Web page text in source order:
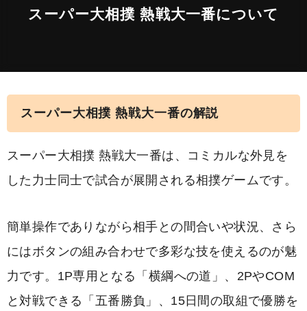
スーパー大相撲 熱戦大一番について
スーパー大相撲 熱戦大一番の解説
スーパー大相撲 熱戦大一番は、コミカルな外見を
した力士同士で試合が展開される相撲ゲームです。
簡単操作でありながら相手との間合いや状況、さら
にはボタンの組み合わせで多彩な技を使えるのが魅
力です。1P専用となる「横綱への道」、2PやCOM
と対戦できる「五番勝負」、15日間の取組で優勝を